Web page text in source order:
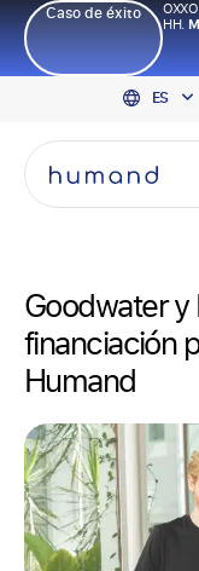
Caso de éxito
HH.
ES
EN
PT
Goodwater
financiación
Humand